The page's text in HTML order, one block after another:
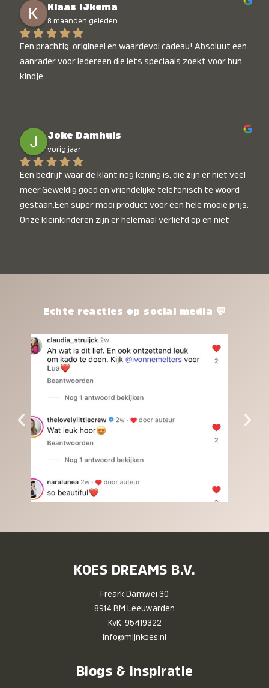
Klaas IJkema
8 maanden geleden
Een prachtig, origineel en waardevol cadeau! Absoluut een
aanrader voor iedereen die iets speciaals zoekt voor hun
kindje
Joke Damhuis
vorig jaar
Een bedrijf waar de klant nog koning is, die zijn er niet veel
meer.Geweldig goed en vriendelijke telefonisch te woord
gestaan.Een super mooi product voor een hele mooie prijs.
Onze kleinkinderen zijn er helemaal verliefd op en niet
het waard.Echte reacties op social media 💬
‹ ›
KOES DREAMS B.V.
Freark Damwei 30
8914 BM Leeuwarden
KvK: 95419322
info@mijnkoes.nl
Blogs & inspiratie